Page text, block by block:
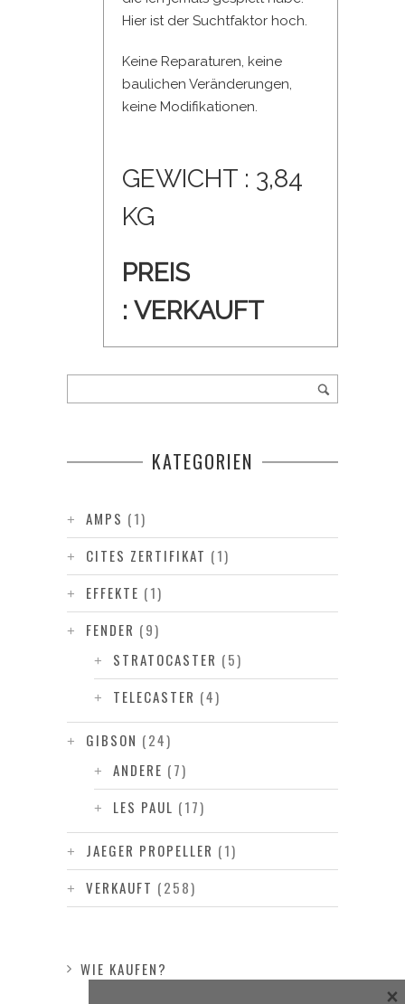
Hier ist der Suchtfaktor hoch.
Keine Reparaturen, keine
baulichen Veränderungen,
keine Modifikationen.
GEWICHT : 3,84
KG
PREIS
: VERKAUFT
KATEGORIEN
AMPS (1)
CITES ZERTIFIKAT (1)
EFFEKTE (1)
FENDER (9)
STRATOCASTER (5)
TELECASTER (4)
GIBSON (24)
ANDERE (7)
LES PAUL (17)
JAEGER PROPELLER (1)
VERKAUFT (258)
WIE KAUFEN?
×